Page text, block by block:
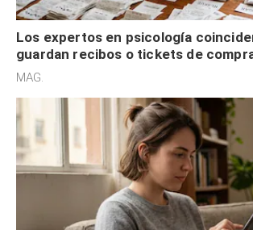
Los expertos en psicología
guardan recibos o tickets de
son acumuladores, sino que tienen
MAG.